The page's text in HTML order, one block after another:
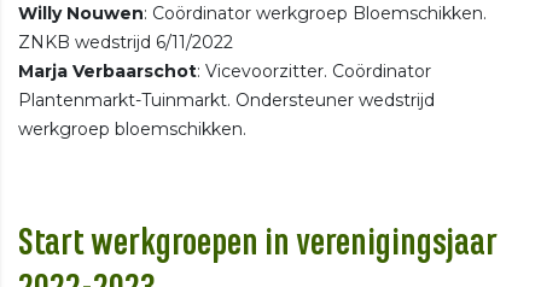
Willy Nouwen: Coördinator werkgroep Bloemschikken.
ZNKB wedstrijd 6/11/2022
Marja Verbaarschot: Vicevoorzitter. Coördinator
Plantenmarkt-Tuinmarkt. Ondersteuner wedstrijd
werkgroep bloemschikken.
Start werkgroepen in verenigingsjaar